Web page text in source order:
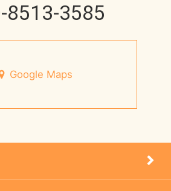
代 女性
のケア
8513-3585
Google Maps